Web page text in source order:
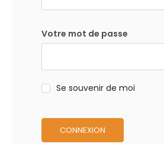
Votre mot de passe
Se souvenir de moi
CONNEXION